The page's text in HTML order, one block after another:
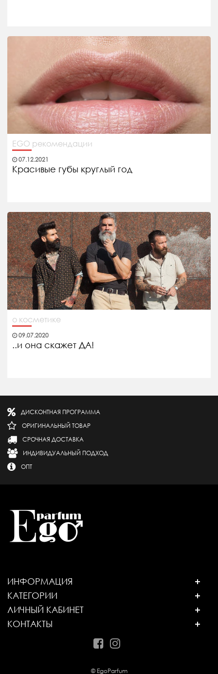
EGO рекомендации
07.12.2021
Красивые губы круглый год
о косметике
09.07.2020
..и она скажет ДА!
ДИСКОНТНАЯ ПРОГРАММА
ОРИГИНАЛЬНЫЙ ТОВАР
СРОЧНАЯ ДОСТАВКА
ИНДИВИДУАЛЬНЫЙ ПОДХОД
ОПТ
ИНФОРМАЦИЯ
КАТЕГОРИИ
ЛИЧНЫЙ КАБИНЕТ
КОНТАКТЫ
© EgoParfum